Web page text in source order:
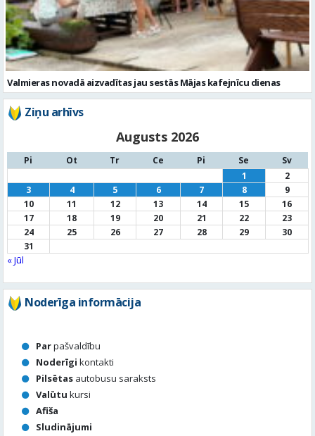
Valmieras novadā aizvadītas jau sestās Mājas kafejnīcu dienas
Ziņu arhīvs
Augusts 2026
Pi Ot Tr Ce Pi Se
Sv
1
2
3
4 5 6 7 8
9
10
11 12 13 14 15
16
17
18 19 20 21 22
23
24
25 26 27 28 29
30
31
« Jūl
Noderīga informācija
Parpašvaldību
Noderīgi kontakti
Pilsētas autobusu saraksts
Valūtu kursi
Afiša
Sludinājumi